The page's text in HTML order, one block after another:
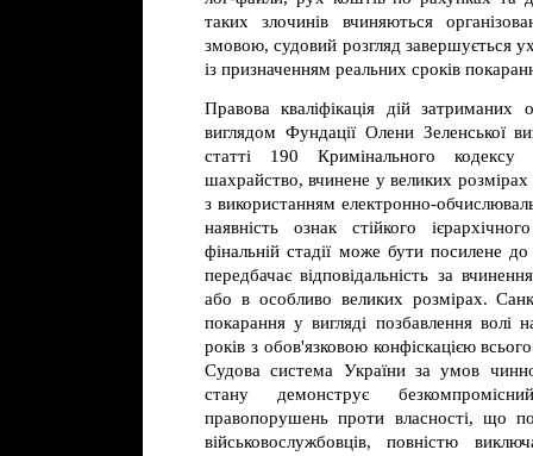
таких злочинів вчиняються
змовою, судовий розгляд завершується
із призначенням реальних сроків
Правова кваліфікація дій затриманих
виглядом Фундації Олени Зеленської
статті 190 Кримінального
шахрайство, вчинене у великих
з використанням електронно-
наявність ознак стійкого
фінальній стадії може бути посилене
передбачає відповідальність за
або в особливо великих розмірах.
покарання у вигляді позбавлення волі
років з обов'язковою конфіскацією
Судова система України за умов
стану демонструє
правопорушень проти власності, що
військовослужбовців, повністю